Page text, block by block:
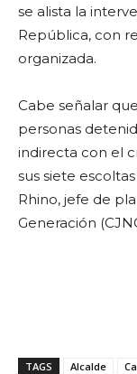
se alista la
República, con
organizada.
Cabe señalar
personas
indirecta con el
sus siete escoltas
Rhino, jefe de
Generación
TAGS Alcalde